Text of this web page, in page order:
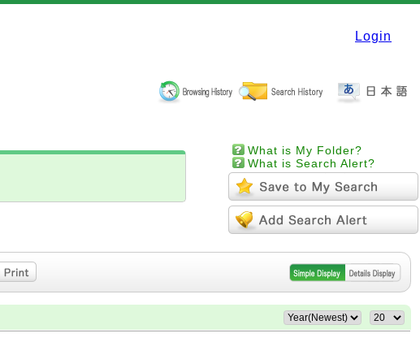
Login
What is My Folder?
What is Search Alert?